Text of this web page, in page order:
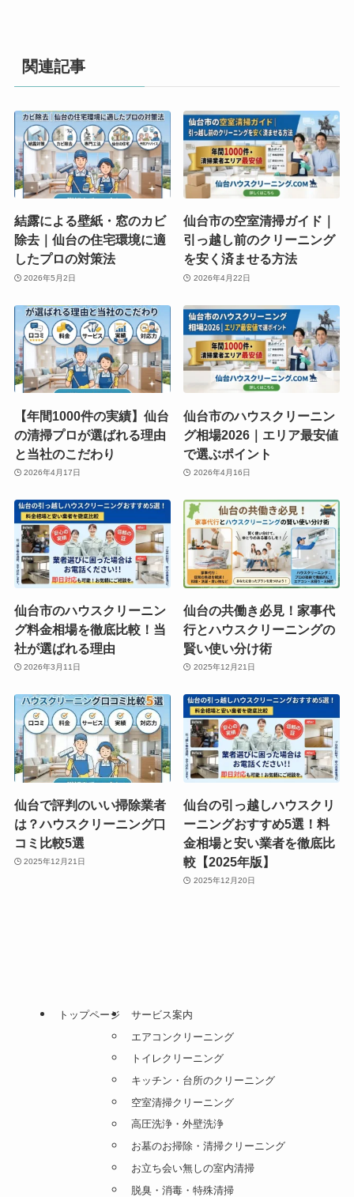
関連記事
結露による壁紙・窓のカビ
除去｜仙台の住宅環境に適
したプロの対策法
2026年5月2日
仙台市の空室清掃ガイド｜
引っ越し前のクリーニング
を安く済ませる方法
2026年4月22日
【年間1000件の実績】仙台
の清掃プロが選ばれる理由
と当社のこだわり
2026年4月17日
仙台市のハウスクリーニン
グ相場2026｜エリア最安値
で選ぶポイント
2026年4月16日
仙台市のハウスクリーニン
グ料金相場を徹底比較！当
社が選ばれる理由
2026年3月11日
仙台の共働き必見！家事代
行とハウスクリーニングの
賢い使い分け術
2025年12月21日
仙台で評判のいい掃除業者
は？ハウスクリーニング口
コミ比較5選
2025年12月21日
仙台の引っ越しハウスクリ
ーニングおすすめ5選！料
金相場と安い業者を徹底比
較【2025年版】
2025年12月20日
トップページ
サービス案内
エアコンクリーニング
トイレクリーニング
キッチン・台所のクリーニング
空室清掃クリーニング
高圧洗浄・外壁洗浄
お墓のお掃除・清掃クリーニング
お立ち会い無しの室内清掃
脱臭・消毒・特殊清掃